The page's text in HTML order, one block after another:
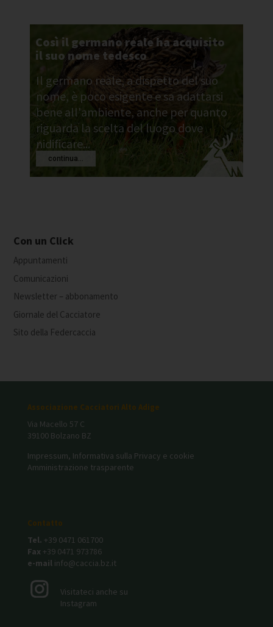
Così il germano reale ha acquisito
il suo nome tedesco
Il germano reale, a dispetto del suo
nome, è poco esigente e sa adattarsi
bene all'ambiente, anche per quanto
riguarda la scelta del luogo dove
nidificare...
continua...
Con un Click
Appuntamenti
Comunicazioni
Newsletter – abbonamento
Giornale del Cacciatore
Sito della Federcaccia
Associazione Cacciatori Alto Adige
Via Macello 57 C
39100 Bolzano BZ
Impressum, Informativa sulla Privacy e cookie
Amministrazione trasparente
Contatto
Tel. +39 0471 061700
Fax +39 0471 973786
e-mail info@caccia.bz.it
Visitateci anche su
Instagram